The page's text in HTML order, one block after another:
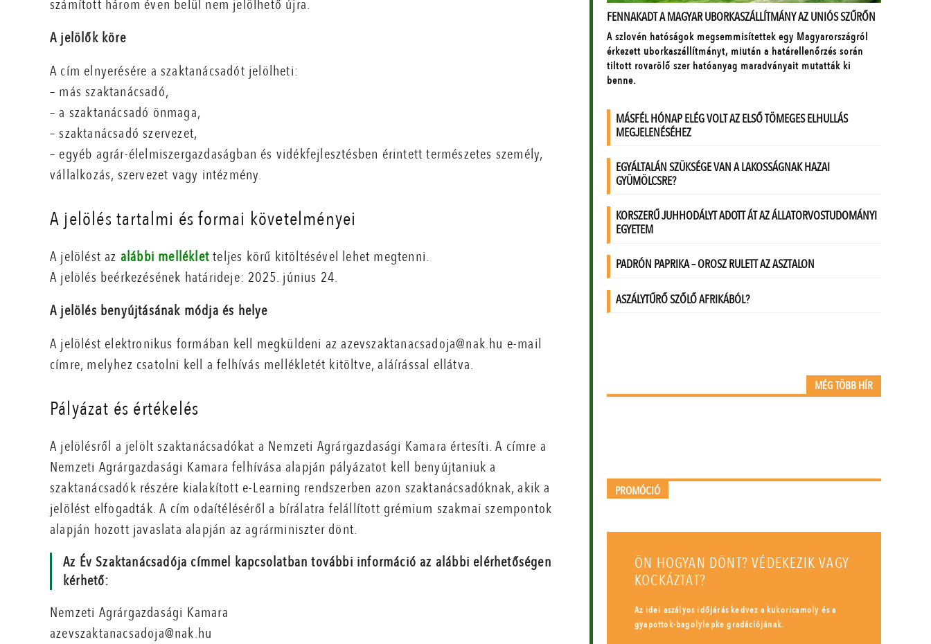
számított három éven belül nem jelölhető újra.
A jelölők köre
A cím elnyerésére a szaktanácsadót jelölheti:
– más szaktanácsadó,
– a szaktanácsadó önmaga,
– szaktanácsadó szervezet,
– egyéb agrár-élelmiszergazdaságban és vidékfejlesztésben érintett természetes személy,
vállalkozás, szervezet vagy intézmény.
A jelölés tartalmi és formai követelményei
A jelölést az alábbi mellékletteljes körű kitöltésével lehet megtenni.
A jelölés beérkezésének határideje: 2025. június 24.
A jelölés benyújtásának módja és helye
A jelölést elektronikus formában kell megküldeni az azevszaktanacsadoja@nak.hu e-mail
címre, melyhez csatolni kell a felhívás mellékletét kitöltve, aláírással ellátva.
Pályázat és értékelés
A jelölésről a jelölt szaktanácsadókat a Nemzeti Agrárgazdasági Kamara értesíti. A címre a
Nemzeti Agrárgazdasági Kamara felhívása alapján pályázatot kell benyújtaniuk a
szaktanácsadók részére kialakított e-Learning rendszerben azon szaktanácsadóknak, akik a
jelölést elfogadták. A cím odaítéléséről a bírálatra felállított grémium szakmai szempontok
alapján hozott javaslata alapján az agrárminiszter dönt.
Az Év Szaktanácsadója címmel kapcsolatban további információ az alábbi elérhetőségen
kérhető:
Nemzeti Agrárgazdasági Kamara
azevszaktanacsadoja@nak.hu
MÉG TÖBB HÍR
PROMÓCIÓ
ÖN HOGYAN DÖNT? VÉDEKEZIK VAGY
KOCKÁZTAT?
Az idei aszályos időjárás kedvez a kukoricamoly és a
gyapottok-bagolylepke gradációjának.